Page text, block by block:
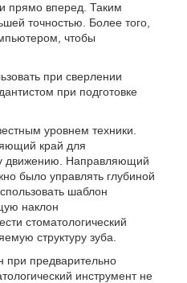
прямо вперед. Таким
точностью. Более того,
чтобы
при сверлении
при подготовке
уровнем техники.
край для
движению. Направляющий
было управлять глубиной
шаблон
наклон
стоматологический
структуру зуба.
при предварительно
инструмент не